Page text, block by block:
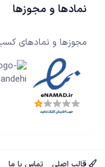
نمادها و مجوزها
مجوزها و نمادهای
قالب اصلی تماس با ما